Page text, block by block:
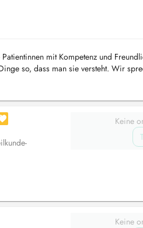
mit Kompetenz und
so, dass man sie versteht. Wir
W...
Keine
Keine